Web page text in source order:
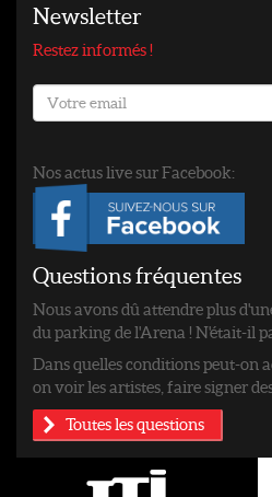
Newsletter
Restez informés !
Nos actus live sur Facebook:
Questions fréquentes
Nous avons dû attendre plus
du parking de l'Arena ! N'était-il
Dans quelles conditions peut-on
on voir les artistes, faire signer
Toutes les questions